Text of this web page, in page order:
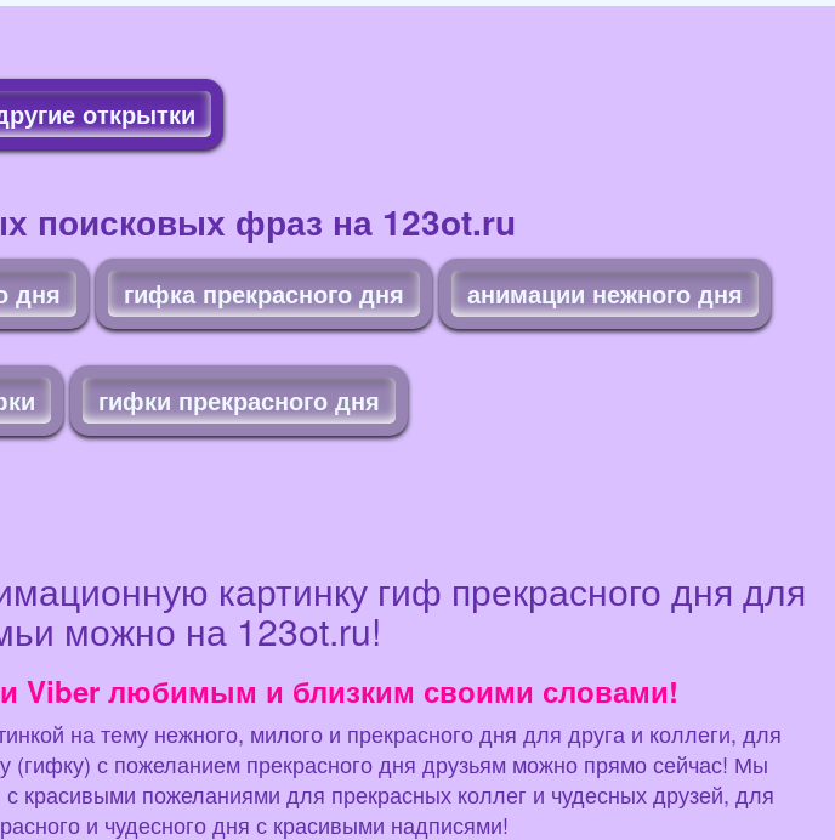
открытки
поисковых фраз на 123ot.ru
дня гифка прекрасного дня анимации нежного дня
гифки прекрасного дня
картинку гиф прекрасного дня для
можно на 123ot.ru!
Viber любимым и близким своими словами!
на тему нежного, милого и прекрасного дня для друга и коллеги, для
(гифку) с пожеланием прекрасного дня друзьям можно прямо сейчас! Мы
красивыми пожеланиями для прекрасных коллег и чудесных друзей, для
и чудесного дня с красивыми надписями!